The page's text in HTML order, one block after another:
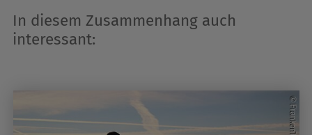
In diesem Zusammenhang auch
interessant: